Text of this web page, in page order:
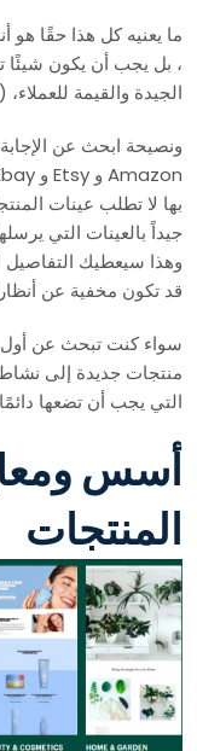
ما يعنيه كل هذا حقًا هو
، بل يجب أن يكون شيئًا
الجيدة والقيمة
ونصيحة ابحث عن
بها لا تطلب عينات
جيداً بالعينات التي
وهذا سيعطيك التفاصيل
قد تكون مخفية عن
سواء كنت تبحث عن أول
منتجات جديدة إلى
التي يجب أن تضعها
أسس
المنتجات